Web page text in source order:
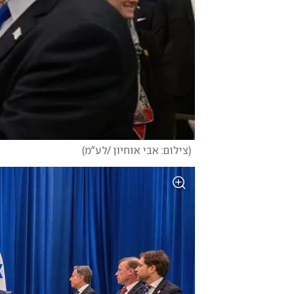
(צילום: אבי אוחיון /לע"מ)